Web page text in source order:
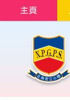
主頁